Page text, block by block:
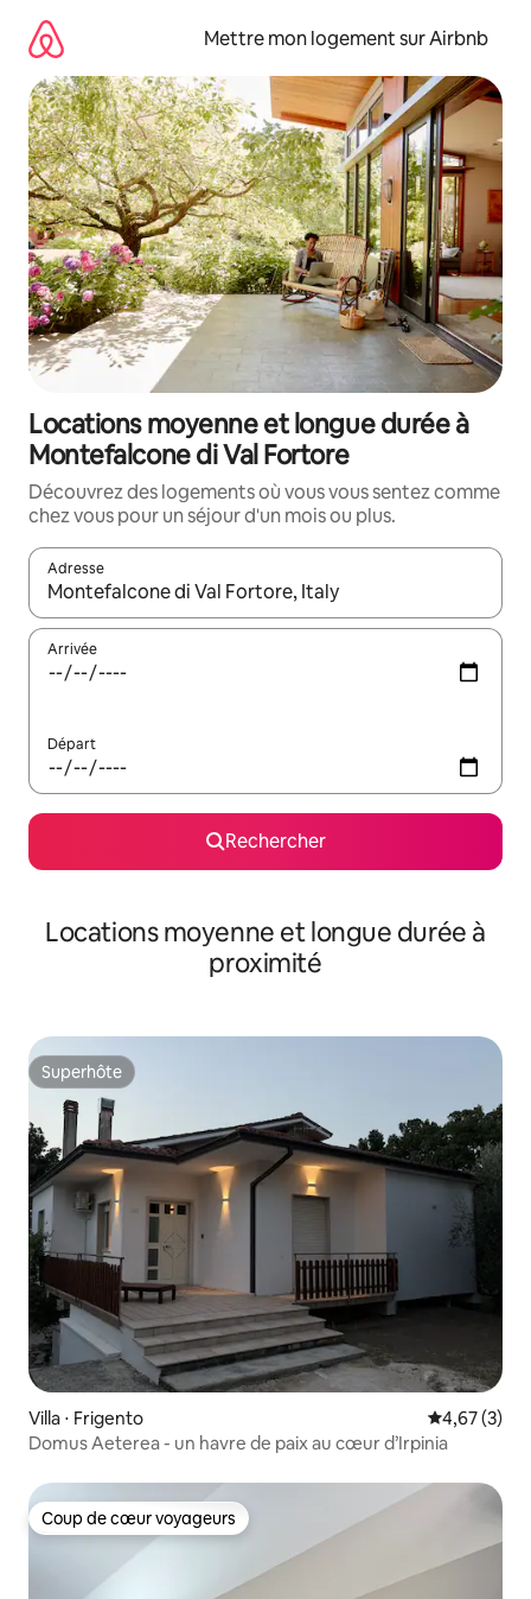
directement
contenu
Mettre mon logement sur Airbnb
Locations moyenne et longue durée à
Montefalcone di Val Fortore
Découvrez des logements où vous vous sentez comme
chez vous pour un séjour d'un mois ou plus.
Adresse
Lorsque les résultats s'affichent, utilisez les flèches vers le
Arrivée
Départ
Rechercher
Locations moyenne et longue durée à
proximité
Superhôte
Superhôte
Villa ⋅ Frigento Évaluation
4,67 (3)
Domus Aeterea - un havre de paix au cœur d’Irpinia
Coup de cœur voyageurs
Coup de cœur voyageurs